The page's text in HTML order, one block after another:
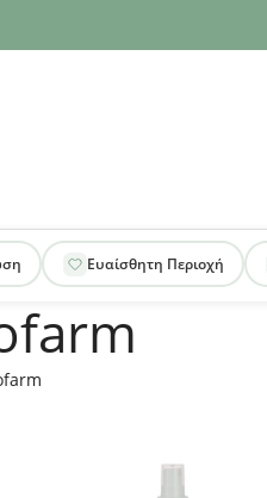
Ευαίσθητη Περιοχή